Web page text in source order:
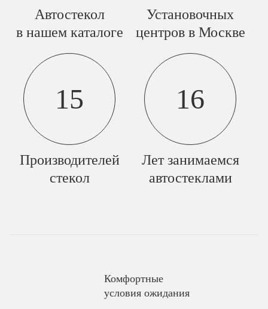
Автостекол
в нашем каталоге
Установочных
центров в Москве
15
Производителей
стекол
16
Лет занимаемся
автостеклами
Комфортные
условия ожидания